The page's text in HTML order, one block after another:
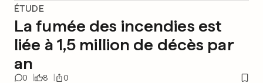
ÉTUDE
La fumée des incendies est
liée à 1,5 million de décès par
an
0 8 0